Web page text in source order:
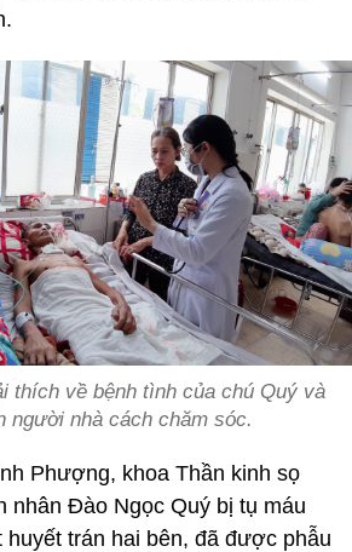
thích về bệnh tình của chú Quý và
người nhà cách chăm sóc.
Phượng, khoa Thần kinh sọ
nhân Đào Ngọc Quý bị tụ máu
huyết trán hai bên, đã được phẫu